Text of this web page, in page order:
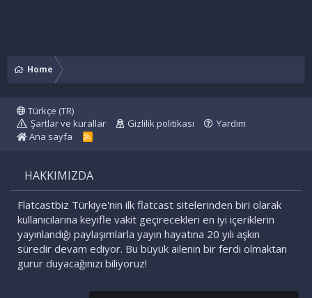
Home
Türkçe (TR)
Şartlar ve kurallar
Gizlilik politikası
Yardım
Ana sayfa
R
HAKKIMIZDA
Flatcastbiz Türkiye'nin ilk flatcast sitelerinden biri olarak
kullanıcılarına keyifle vakit geçirecekleri en iyi içeriklerin
yayınlandığı paylaşımlarla yayın hayatına 20 yılı aşkın
süredir devam ediyor. Bu büyük ailenin bir ferdi olmaktan
gurur duyacağınızı biliyoruz!